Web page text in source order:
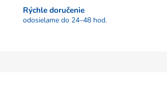
Rýchle doručenie
odosielame do 24–48 hod.